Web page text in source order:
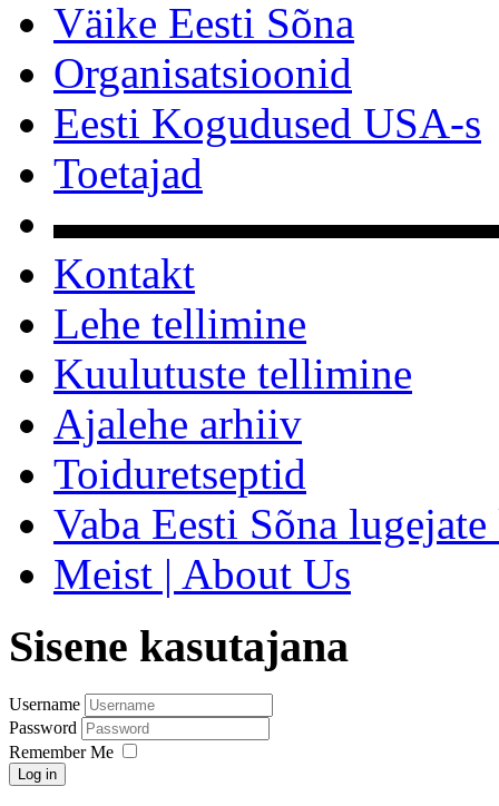
Väike Eesti Sõna
Organisatsioonid
Eesti Kogudused USA-s
Toetajad
Kontakt
Lehe tellimine
Kuulutuste tellimine
Ajalehe arhiiv
Toiduretseptid
Vaba Eesti Sõna
Meist | About Us
Sisene kasutajana
Username
Password
Remember Me
Log in